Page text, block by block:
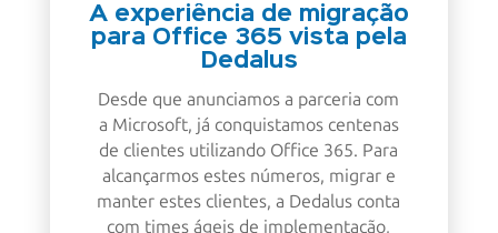
A experiência de migração
para Office 365 vista pela
Dedalus
Desde que anunciamos a parceria com
a Microsoft, já conquistamos centenas
de clientes utilizando Office 365. Para
alcançarmos estes números, migrar e
manter estes clientes, a Dedalus conta
com times ágeis de implementação,